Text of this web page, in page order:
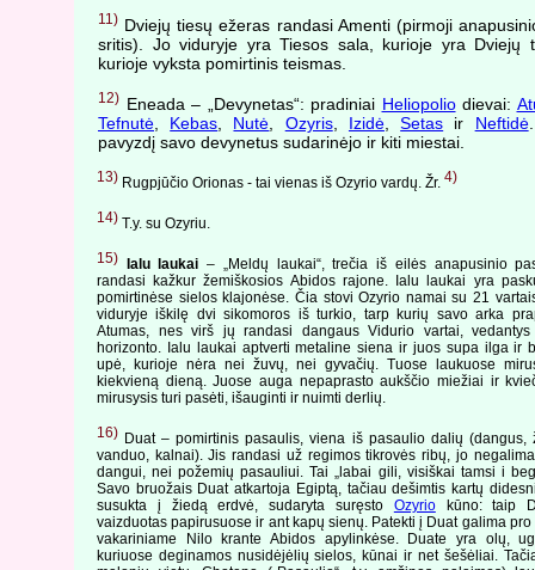
11) Dviejų tiesų ežeras randasi Amenti (pirmoji
sritis). Jo viduryje yra Tiesos sala, kurioje yra Dviejų
kurioje vyksta pomirtinis teismas.
12) Eneada – „Devynetas“: pradiniai Heliopoliodievai:
Tefnutė
Kebas Nutė Ozyris, Izidė,Setas ir Neftidė
pavyzdį savo devynetus sudarinėjo ir kiti miestai.
13) Rugpjūčio Orionas - tai vienas iš Ozyrio vardų. Žr. 4)
14) T.y. su Ozyriu.
15) Ialu laukai – „Meldų laukai“, trečia iš eilės anapusinio
randasi kažkur žemiškosios Abidos rajone. Ialu laukai yra
pomirtinėse sielos klajonėse. Čia stovi Ozyrio namai su 21
viduryje iškilę dvi sikomoros iš turkio, tarp kurių savo arka
Atumas, nes virš jų randasi dangaus Vidurio vartai,
horizonto. Ialu laukai aptverti metaline siena ir juos supa ilga ir
upė, kurioje nėra nei žuvų, nei gyvačių. Tuose laukuose
kiekvieną dieną. Juose auga nepaprasto aukščio miežiai ir
mirusysis turi pasėti, išauginti ir nuimti derlių.
16) Duat – pomirtinis pasaulis, viena iš pasaulio dalių (dangus,
vanduo, kalnai). Jis randasi už regimos tikrovės ribų, jo
dangui, nei požemių pasauliui. Tai „labai gili, visiškai tamsi i
Savo bruožais Duat atkartoja Egiptą, tačiau dešimtis kartų
susukta į žiedą erdvė, sudaryta suręsto Ozyriokūno: taip
vaizduotas papirusuose ir ant kapų sienų. Patekti į Duat galima
vakariniame Nilo krante Abidos apylinkėse. Duate yra olų,
kuriuose deginamos nusidėjėlių sielos, kūnai ir net šešėliai.